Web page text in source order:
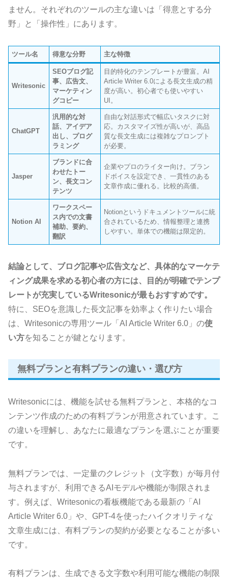
ません。それぞれのツールの主な違いは「得意とする分
野」と「操作性」にあります。
ツール名 得意な分野 主な特徴
Writesonic
SEOブログ記
事、広告文、
マーケティン
グコピー
目的特化のテンプレートが豊富。AI
Article Writer 6.0による長文生成の精
度が高い。初心者でも使いやすい
UI。
ChatGPT
汎用的な対
話、アイデア
出し、プログ
ラミング
自由な対話形式で幅広いタスクに対
応。カスタマイズ性が高いが、高品
質な長文生成には複雑なプロンプト
が必要。
Jasper
ブランドに合
わせたトー
ン、長文コン
テンツ
企業やプロのライター向け。ブラン
ドボイスを設定でき、一貫性のある
文章作成に優れる。比較的高価。
Notion AI
ワークスペー
ス内での文書
補助、要約、
翻訳
Notionというドキュメントツールに統
合されているため、情報整理と連携
しやすい。単体での機能は限定的。
結論として、ブログ記事や広告文など、具体的なマーケテ
ィング成果を求める初心者の方には、目的が明確でテンプ
レートが充実しているWritesonicが最もおすすめです。
特に、SEOを意識した長文記事を効率よく作りたい場合
は、Writesonicの専用ツール「AI Article Writer 6.0」の使
い方を知ることが鍵となります。
無料プランと有料プランの違い・選び方
Writesonicには、機能を試せる無料プランと、本格的なコ
ンテンツ作成のための有料プランが用意されています。こ
の違いを理解し、あなたに最適なプランを選ぶことが重要
です。
無料プランでは、一定量のクレジット（文字数）が毎月付
与されますが、利用できるAIモデルや機能が制限されま
す。例えば、Writesonicの看板機能である最新の「AI
Article Writer 6.0」や、GPT-4を使ったハイクオリティな
文章生成には、有料プランの契約が必要となることが多い
です。
有料プランは、生成できる文字数や利用可能な機能の制限